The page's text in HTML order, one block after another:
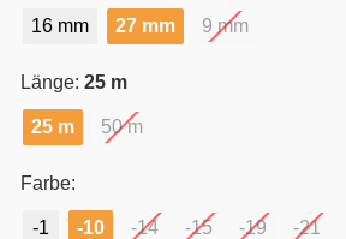
16 mm 27 mm 9 mm
Länge: 25 m
25 m 50 m
Farbe:
-1 -10 -14 -15 -19 -21